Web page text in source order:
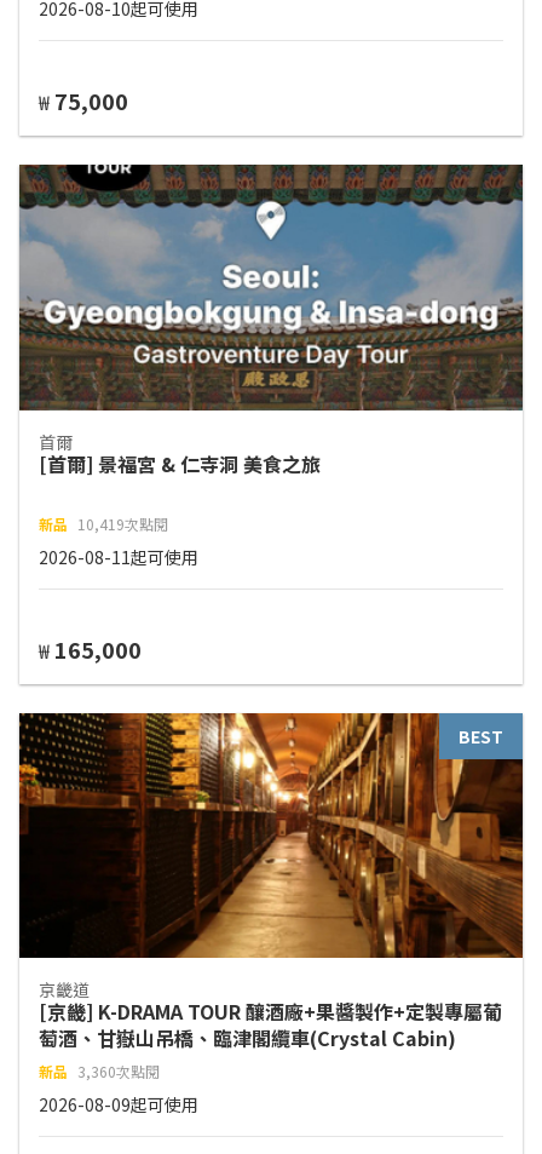
2026-08-10起可使用
₩ 75,000
首爾
[首爾] 景福宮 & 仁寺洞 美食之旅
新品 10,419次點閱
2026-08-11起可使用
₩ 165,000
BEST
京畿道
[京畿] K-DRAMA TOUR 釀酒廠+果醬製作+定製專屬葡
萄酒、甘嶽山吊橋、臨津閣纜車(Crystal Cabin)
新品 3,360次點閱
2026-08-09起可使用